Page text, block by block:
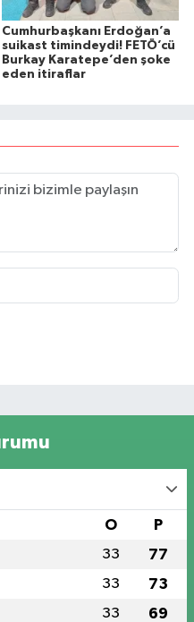
Cumhurbaşkanı Erdoğan’a
suikast timindeydi! FETÖ’cü
Burkay Karatepe’den şoke
eden itiraflar
O P
33 77
33 73
33 69